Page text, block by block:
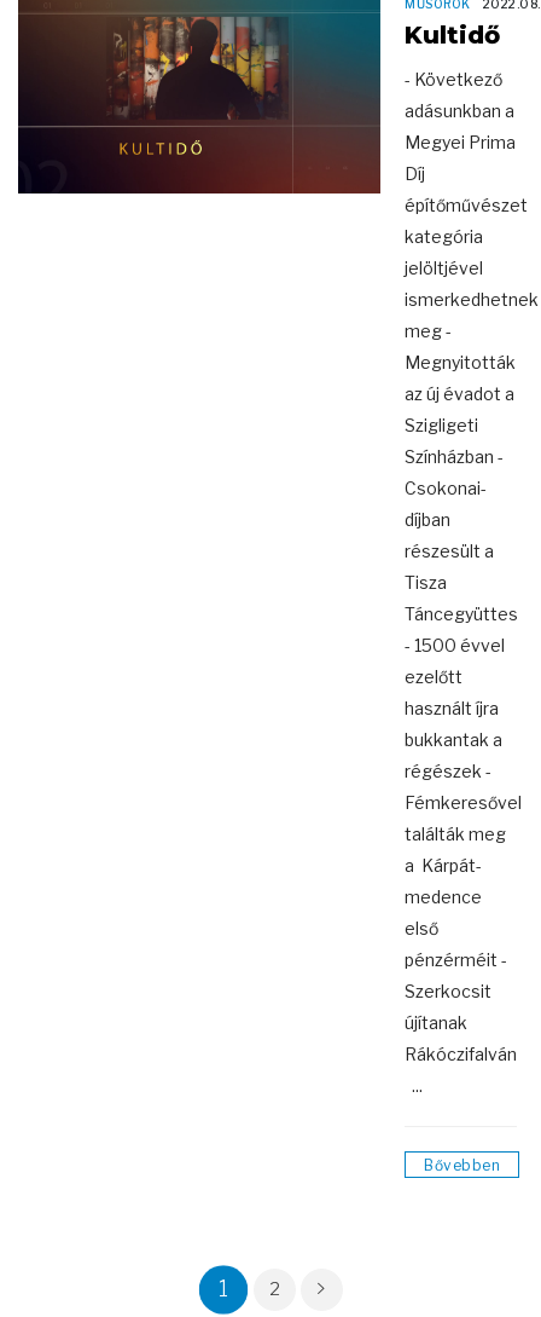
MŰSOROK
Kultidő
- Következő
adásunkban a
Megyei Prima
Díj
építőművészet
kategória
jelöltjével
ismerkedhetnek
meg -
Megnyitották
az új évadot a
Szigligeti
Színházban -
Csokonai-
díjban
részesült a
Tisza
Táncegyüttes
- 1500 évvel
ezelőtt
használt íjra
bukkantak a
régészek -
Fémkeresővel
találták meg
a Kárpát-
medence
első
pénzérméit -
Szerkocsit
újítanak
Rákóczifalván
...
Bővebben
1 2